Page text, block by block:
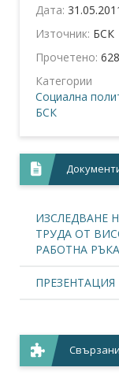
Дата:
Източник: БСК
Прочетено:
Категории
Социална
БСК
ИЗСЛЕДВАНЕ
ТРУДА ОТ
РАБОТНА РЪКА